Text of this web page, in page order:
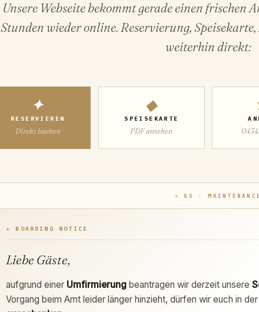
Unsere Webseite bekommt gerade einen frischen
Stunden wieder online. Reservierung,
weiterhin direkt:
✦
RESERVIEREN
Direkt buchen
◆
SPEISEKARTE
PDF ansehen
✈ GS ·
★ BOARDING NOTICE
Liebe Gäste,
aufgrund einer Umfirmierung beantragen wir derzeit unsere
Vorgang beim Amt leider länger hinzieht, dürfen wir euch in